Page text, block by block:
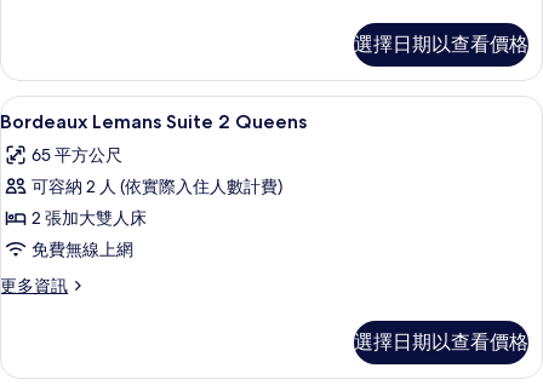
所
有
相
片
Suite
King
Pool
的
詳
選擇日期以查看價格
顯
示
Bordeaux
Lemans
Suite
2
Queens
有
Bordeaux Lemans Suite 2 Queens |
4
Bordeaux Lemans Suite 2 Queens
65 平方公尺
可容納 2 人 (依實際入住人數計費)
2 張加大雙人床
免費無線上網
更多資訊
更
Suite
選擇日期以查看價格